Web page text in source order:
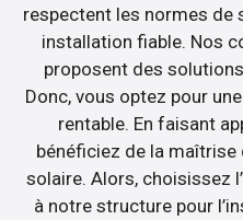
respectent les normes de
installation fiable. Nos
proposent des
Donc, vous optez pour
rentable. En faisant
bénéficiez de la
solaire. Alors, choisissez
à notre structure pour